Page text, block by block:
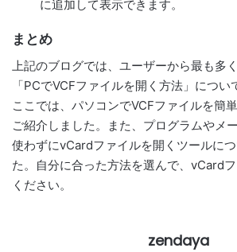
に追加して表示できます。
まとめ
上記のブログでは、ユーザーから最も多
「PCでVCFファイルを開く方法」につい
ここでは、パソコンでVCFファイルを簡
ご紹介しました。また、プログラムやメ
使わずにvCardファイルを開くツールに
た。自分に合った方法を選んで、vCard
ください。
zendaya